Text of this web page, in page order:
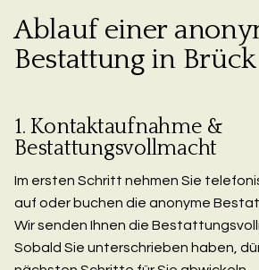
Ablauf einer
Bestattung in Brück
1. Kontaktaufnahme &
Bestattungsvollmacht
Im ersten Schritt nehmen Sie
auf oder buchen die anonyme
Wir senden Ihnen die
Sobald Sie unterschrieben haben,